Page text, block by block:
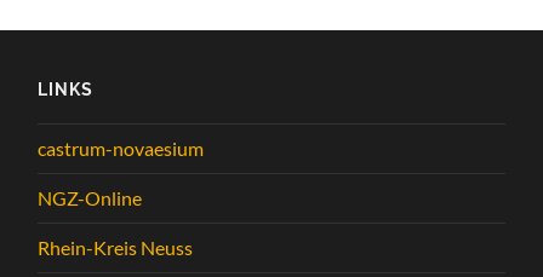
LINKS
castrum-novaesium
NGZ-Online
Rhein-Kreis Neuss